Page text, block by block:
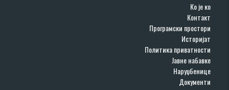
Ко је ко
Контакт
Програмски простори
Историјат
Политика приватности
Јавне набавке
Наруџбенице
Документи